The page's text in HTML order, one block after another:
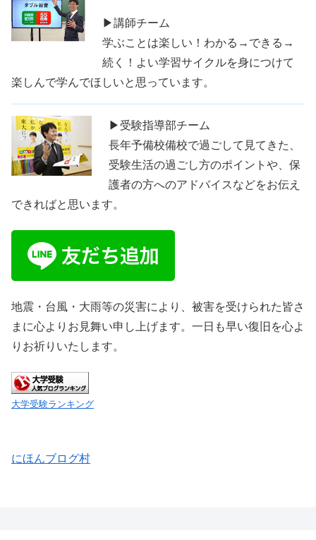
▶講師チーム
学ぶことは楽しい！わかる→できる→
続く！よい学習サイクルを身につけて
楽しんで学んでほしいと思っています。
▶受験指導部チーム
長年予備校備校で過ごして見てきた、
受験生活の過ごし方のポイントや、保
護者の方へのアドバイスなどをお伝え
できればと思います。
地震・台風・大雨等の災害により、被害を受けられた皆さ
まに心よりお見舞い申し上げます。一日も早い復旧を心よ
りお祈りいたします。
大学受験ランキング
にほんブログ村